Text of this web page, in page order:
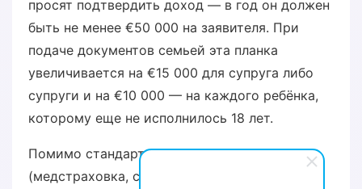
просят подтвердить доход — в год он должен
быть не менее €50 000 на заявителя. При
подаче документов семьей эта планка
увеличивается на €15 000 для супруга либо
супруги и на €10 000 — на каждого ребёнка,
которому еще не исполнилось 18 лет.
Помимо стандартного набора документов
(медстраховка, справка о несудимости и так